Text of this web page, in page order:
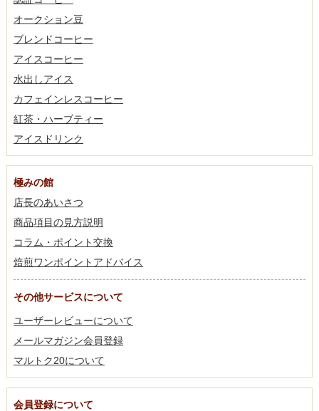
オークション豆
ブレンドコーヒー
アイスコーヒー
水出しアイス
カフェインレスコーヒー
紅茶・ハーブティー
アイスドリンク
極みの館
店長のあいさつ
商品項目の見方説明
コラム・ポイント交換
焙煎ワンポイントアドバイス
その他サービスについて
ユーザーレビューについて
メールマガジン会員登録
マルトク20について
会員登録について